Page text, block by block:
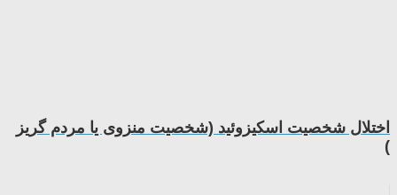
اختلال شخصیت اسکیزوئید (شخصیت منزوی یا مردم گریز
)